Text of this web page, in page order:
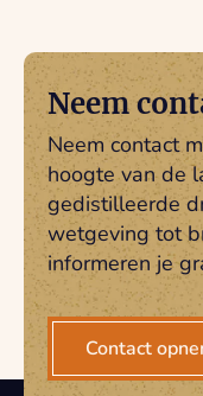
Neem
Neem contact
hoogte van de
gedistilleerde
wetgeving tot
informeren je
Contact